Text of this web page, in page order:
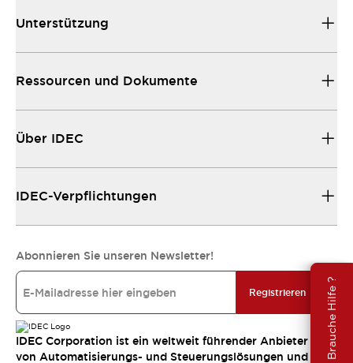
Brauche Hilfe ?
Unterstützung
Ressourcen und Dokumente
Über IDEC
IDEC-Verpflichtungen
Abonnieren Sie unseren Newsletter!
Registrieren
IDEC Corporation ist ein weltweit führender Anbieter
von Automatisierungs- und Steuerungslösungen und